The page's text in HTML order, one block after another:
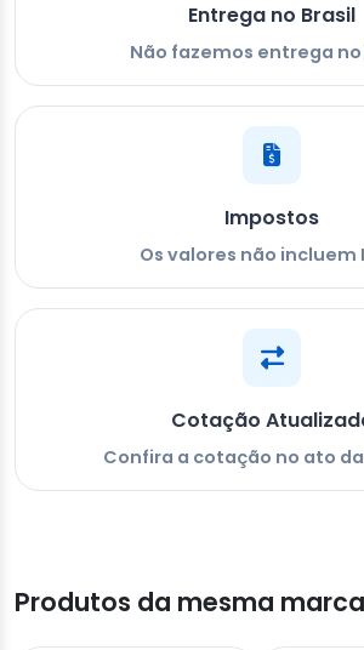
Entrega no Brasil
Não fazemos entrega no
Impostos
Os valores não incluem
Cotação
Confira a cotação no ato
Produtos da mesma marca